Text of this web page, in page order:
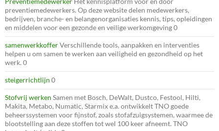
preventiemedewerkers. Op deze website delen medewerkers,
bedrijven, branche- en belangenorganisaties kennis, tips, opleidingen
en middelen voor een gezonde en veilige werkomgeving 0
samenwerkkofferVerschillende tools, aanpakken en interventies
helpen u om samen te werken aan veiligheid en gezondheid op het
werk. 0
steigerrichtlijn 0
Stofvrij werken Samen met Bosch, DeWalt, Dustco, Festool, Hilti,
Makita, Metabo, Numatic, Starmix e.a. ontwikkelt TNO goede
beheerssystemen voor fijnstof, zoals stofafzuigsystemen, waarmee de
blootstelling aan deze stoffen tot wel 100 keer afneemt. TNO